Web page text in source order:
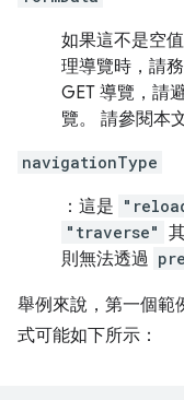
如果這不是空
理導覽時，請
GET 導覽，請
覽。 請參閱本
navigationType
：這是
"traverse"
則無法透過
舉例來說，第一個範
式可能如下所示：